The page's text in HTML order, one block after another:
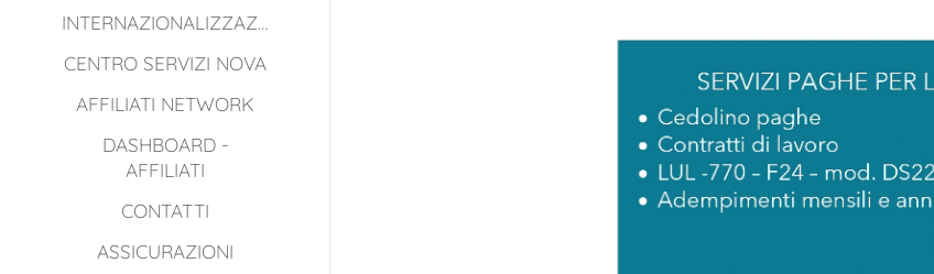
INTERNAZIONALIZZAZIONE
CENTRO SERVIZI NOVA
AFFILIATI NETWORK
DASHBOARD -
AFFILIATI
CONTATTI
ASSICURAZIONI